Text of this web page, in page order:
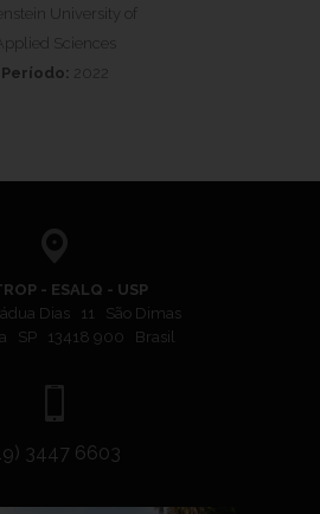
University of
Applied Sciences
Período:
- ESALQ - USP
Dias 11 São Dimas
SP 13418 900 Brasil
3447 6603